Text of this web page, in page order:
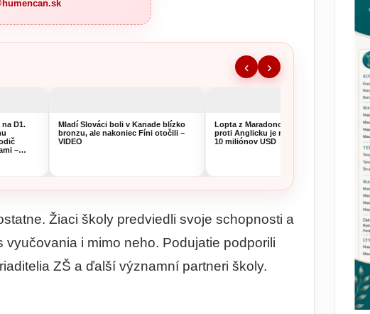
‹ ›
D1.
–
Mladí Slováci boli v Kanade blízko
bronzu, ale nakoniec Fíni otočili –
VIDEO
Lopta z Maradonovho Gólu storočia
proti Anglicku je na predaj. Odhad je
10 miliónov USD
Žiaci školy predviedli svoje schopnosti a
i mimo neho. Podujatie podporili
ZŠ a ďalší významní partneri školy.